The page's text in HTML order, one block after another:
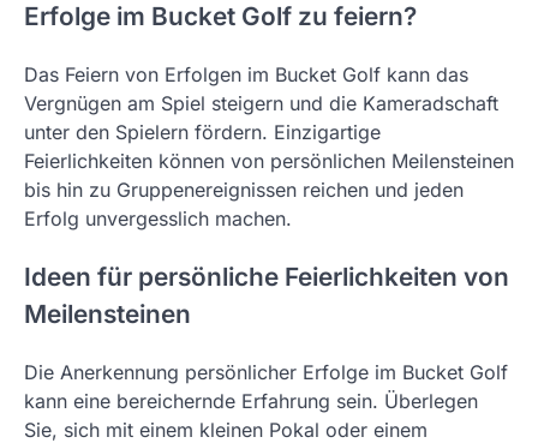
Erfolge im Bucket Golf zu feiern?
Das Feiern von Erfolgen im Bucket Golf kann das
Vergnügen am Spiel steigern und die Kameradschaft
unter den Spielern fördern. Einzigartige
Feierlichkeiten können von persönlichen Meilensteinen
bis hin zu Gruppenereignissen reichen und jeden
Erfolg unvergesslich machen.
Ideen für persönliche Feierlichkeiten von
Meilensteinen
Die Anerkennung persönlicher Erfolge im Bucket Golf
kann eine bereichernde Erfahrung sein. Überlegen
Sie, sich mit einem kleinen Pokal oder einem